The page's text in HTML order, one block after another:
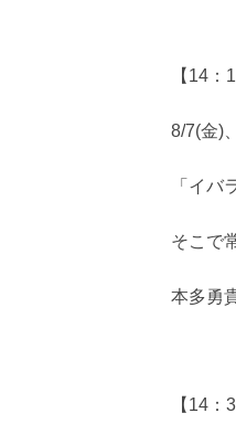
【14：
8/7(金)
「イバ
そこで
本多勇
【14：